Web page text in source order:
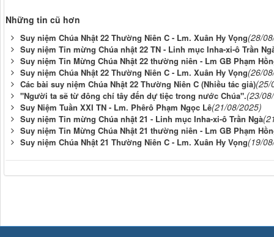
Những tin cũ hơn
Suy niệm Chúa Nhật 22 Thường Niên C - Lm. Xuân Hy Vọng(28/
Suy niệm Tin mừng Chúa nhật 22 TN - Linh mục Inha-xi-ô Trần
Suy niệm Tin Mừng Chúa Nhật 22 thường niên - Lm GB Phạm
Suy niệm Chúa Nhật 22 Thường Niên C - Lm. Xuân Hy Vọng(26/
Các bài suy niệm Chúa Nhật 22 Thường Niên C (Nhiều tác giả)(25/
"Người ta sẽ từ đông chí tây đến dự tiệc trong nước Chúa".(23/
Suy Niệm Tuần XXI TN - Lm. Phêrô Phạm Ngọc Lê(21/08/2025)
Suy niệm Tin mừng Chúa nhật 21 - Linh mục Inha-xi-ô Trần Ngà
Suy niệm Tin Mừng Chúa Nhật 21 thường niên - Lm GB Phạm
Suy niệm Chúa Nhật 21 Thường Niên C - Lm. Xuân Hy Vọng(19/